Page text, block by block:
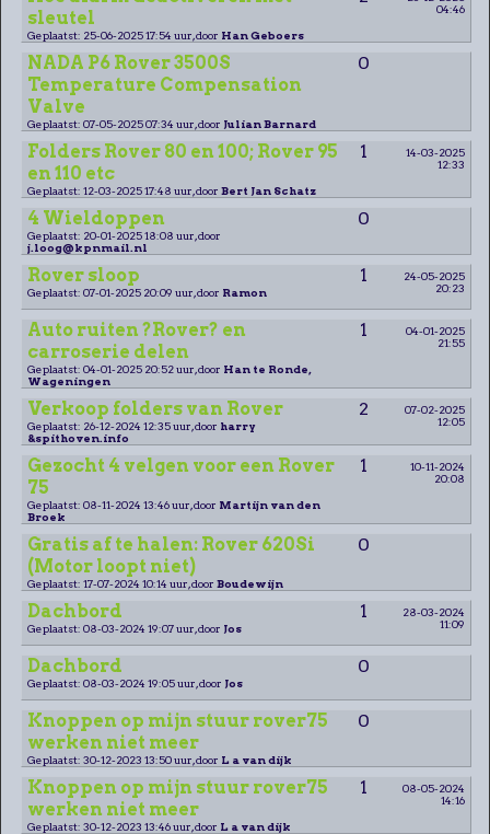
sleutel
04:46
Geplaatst: 25-06-2025 17:54 uur, door Han Geboers
NADA P6 Rover 3500S
Temperature Compensation
Valve
0
Geplaatst: 07-05-2025 07:34 uur, door Julian Barnard
Folders Rover 80 en 100; Rover 95
en 110 etc
1
14-03-2025
12:33
Geplaatst: 12-03-2025 17:48 uur, door Bert Jan Schatz
4 Wieldoppen 0
Geplaatst: 20-01-2025 18:08 uur, door
j.loog@kpnmail.nl
Rover sloop 1
24-05-2025
20:23
Geplaatst: 07-01-2025 20:09 uur, door Ramon
Auto ruiten ?Rover? en
carroserie delen
1
04-01-2025
21:55
Geplaatst: 04-01-2025 20:52 uur, door Han te Ronde,
Wageningen
Verkoop folders van Rover 2
07-02-2025
12:05
Geplaatst: 26-12-2024 12:35 uur, door harry
&spithoven.info
Gezocht 4 velgen voor een Rover
75
1
10-11-2024
20:08
Geplaatst: 08-11-2024 13:46 uur, door Martijn van den
Broek
Gratis af te halen: Rover 620Si
(Motor loopt niet)
0
Geplaatst: 17-07-2024 10:14 uur, door Boudewijn
Dachbord 1
28-03-2024
11:09
Geplaatst: 08-03-2024 19:07 uur, door Jos
Dachbord 0
Geplaatst: 08-03-2024 19:05 uur, door Jos
Knoppen op mijn stuur rover75
werken niet meer
0
Geplaatst: 30-12-2023 13:50 uur, door L a van dijk
Knoppen op mijn stuur rover75
werken niet meer
1
08-05-2024
14:16
Geplaatst: 30-12-2023 13:46 uur, door L a van dijk